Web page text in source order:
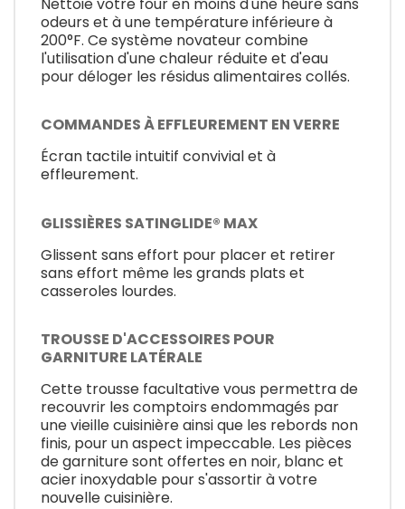
odeurs et à une température inférieure à
200°F. Ce système novateur combine
l'utilisation d'une chaleur réduite et d'eau
pour déloger les résidus alimentaires collés.
COMMANDES À EFFLEUREMENT EN VERRE
Écran tactile intuitif convivial et à
effleurement.
GLISSIÈRES SATINGLIDE® MAX
Glissent sans effort pour placer et retirer
sans effort même les grands plats et
casseroles lourdes.
TROUSSE D'ACCESSOIRES POUR
GARNITURE LATÉRALE
Cette trousse facultative vous permettra de
recouvrir les comptoirs endommagés par
une vieille cuisinière ainsi que les rebords non
finis, pour un aspect impeccable. Les pièces
de garniture sont offertes en noir, blanc et
acier inoxydable pour s'assortir à votre
nouvelle cuisinière.